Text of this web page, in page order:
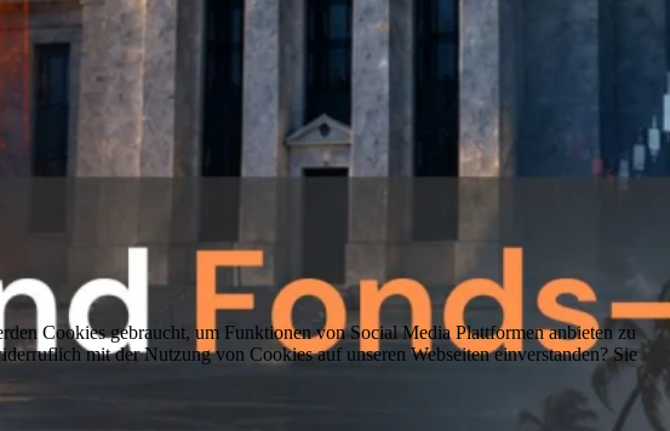
Cookies gebraucht, um Funktionen von Social Media Plattformen anbieten zu
mit der Nutzung von Cookies auf unseren Webseiten einverstanden? Sie